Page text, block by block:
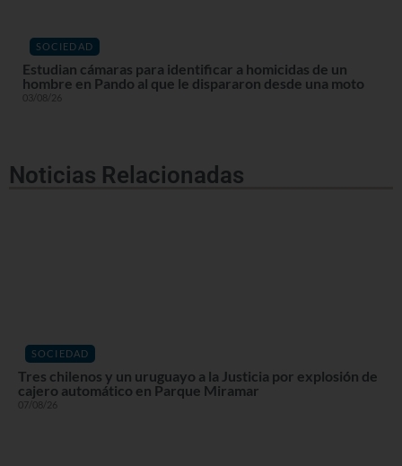
SOCIEDAD
Estudian cámaras para identificar a homicidas de un
hombre en Pando al que le dispararon desde una moto
03/08/26
Noticias Relacionadas
SOCIEDAD
Tres chilenos y un uruguayo a la Justicia por explosión de
cajero automático en Parque Miramar
07/08/26